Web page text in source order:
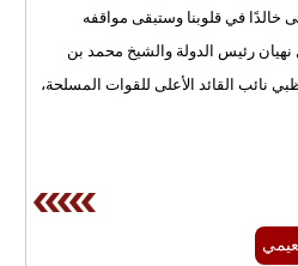
خالدًا في قلوبنا وستبقى مواقفه
نهيان رئيس الدولة والشيخ محمد بن
نائب القائد الأعلى للقوات المسلحة،